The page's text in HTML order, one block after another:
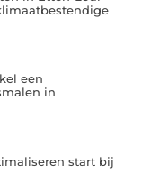
een
in
start bij